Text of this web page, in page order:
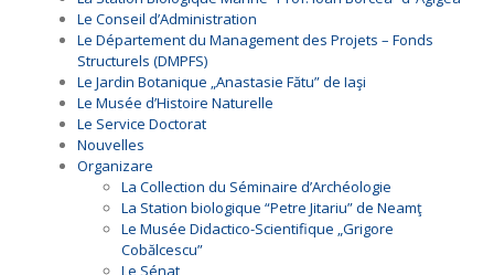
Le Conseil d’Administration
Le Département du Management des Projets – Fonds
Structurels (DMPFS)
Le Jardin Botanique „Anastasie Fătu” de Iaşi
Le Musée d’Histoire Naturelle
Le Service Doctorat
Nouvelles
Organizare
La Collection du Séminaire d’Archéologie
La Station biologique “Petre Jitariu” de Neamţ
Le Musée Didactico-Scientifique „Grigore
Cobălcescu”
Le Sénat